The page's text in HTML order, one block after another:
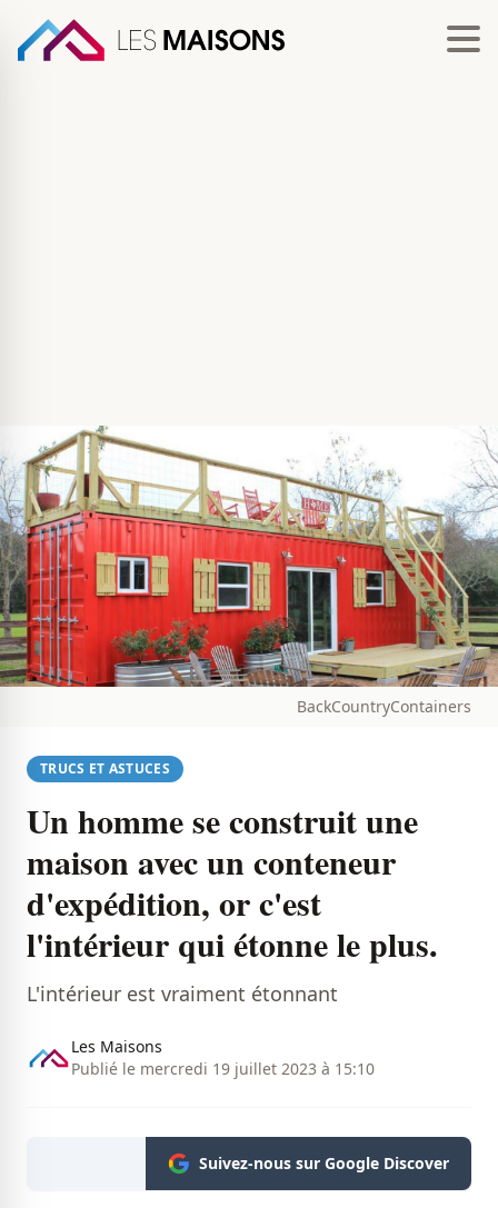
BackCountryContainers
TRUCS ET ASTUCES
Un homme se construit une
maison avec un conteneur
d'expédition, or c'est
l'intérieur qui étonne le plus.
L'intérieur est vraiment étonnant
Les Maisons
Publié le mercredi 19 juillet 2023 à 15:10
Suivez-nous sur Google Discover